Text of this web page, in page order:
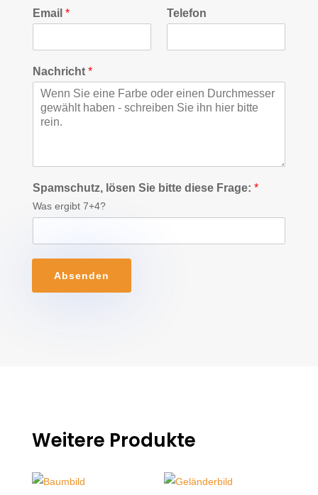
Email * Telefon
Nachricht *
Spamschutz, lösen Sie bitte diese Frage: *
Was ergibt 7+4?
Absenden
Weitere Produkte